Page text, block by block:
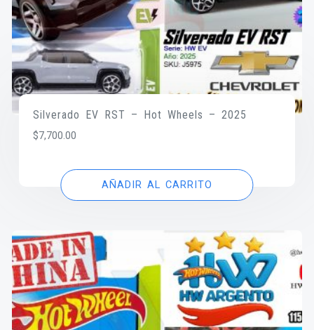
Silverado EV RST – Hot Wheels – 2025
$7,700.00
AÑADIR AL CARRITO